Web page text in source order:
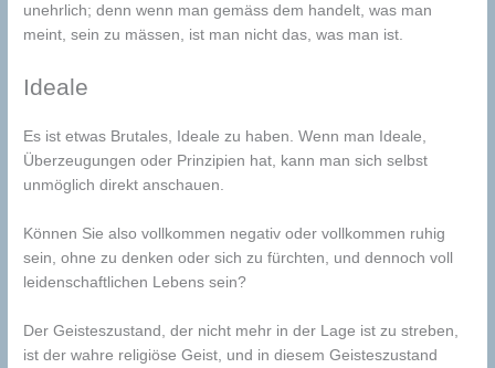
unehrlich; denn wenn man gemäss dem handelt, was man
meint, sein zu mässen, ist man nicht das, was man ist.
Ideale
Es ist etwas Brutales, Ideale zu haben. Wenn man Ideale,
Überzeugungen oder Prinzipien hat, kann man sich selbst
unmöglich direkt anschauen.
Können Sie also vollkommen negativ oder vollkommen ruhig
sein, ohne zu denken oder sich zu fürchten, und dennoch voll
leidenschaftlichen Lebens sein?
Der Geisteszustand, der nicht mehr in der Lage ist zu streben,
ist der wahre religiöse Geist, und in diesem Geisteszustand